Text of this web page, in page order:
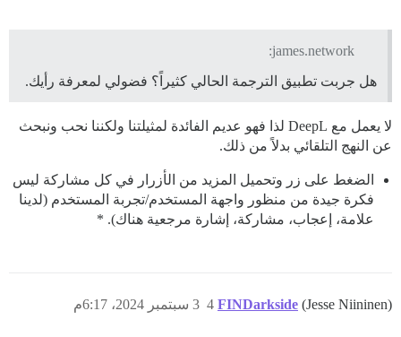
james.network:
هل جربت تطبيق الترجمة الحالي كثيراً؟ فضولي لمعرفة رأيك.
لا يعمل مع DeepL لذا فهو عديم الفائدة لمثيلتنا ولكننا نحب ونبحث
عن النهج التلقائي بدلاً من ذلك.
الضغط على زر وتحميل المزيد من الأزرار في كل مشاركة ليس
فكرة جيدة من منظور واجهة المستخدم/تجربة المستخدم (لدينا
علامة، إعجاب، مشاركة، إشارة مرجعية هناك). *
FINDarkside (Jesse Niininen) 3 سبتمبر 2024، 6:17م 4